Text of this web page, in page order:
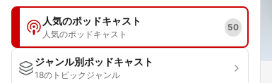
人気のポッドキャスト
人気のポッドキャスト
50
ジャンル別ポッドキャスト
18のトピックジャンル